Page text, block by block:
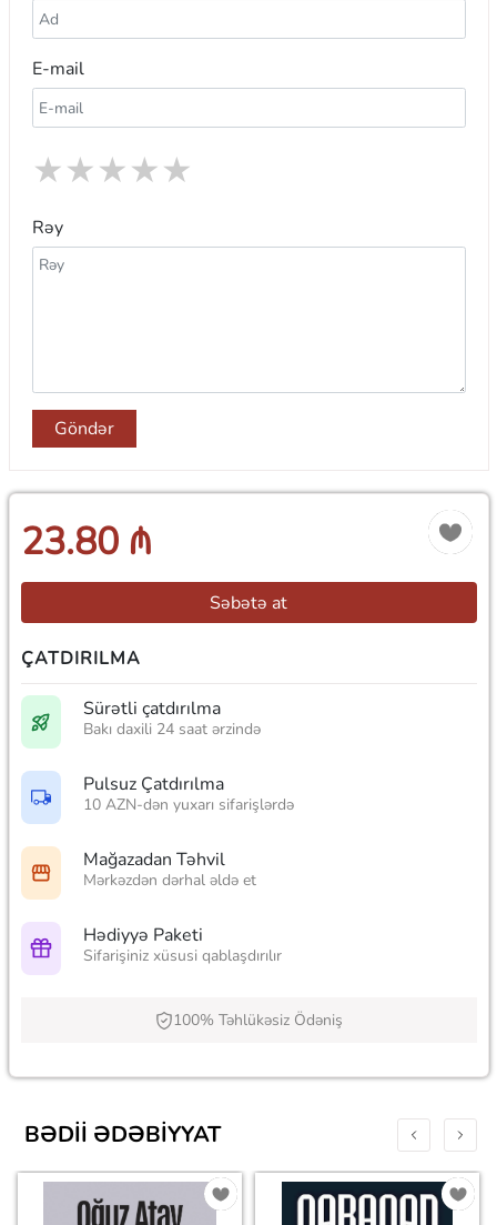
E-mail
★
★
★
★
★
Rəy
Göndər
23.80 ₼
Səbətə at
ÇATDIRILMA
Sürətli çatdırılma
Bakı daxili 24 saat ərzində
Pulsuz Çatdırılma
10 AZN-dən yuxarı sifarişlərdə
Mağazadan Təhvil
Mərkəzdən dərhal əldə et
Hədiyyə Paketi
Sifarişiniz xüsusi qablaşdırılır
100% Təhlükəsiz Ödəniş
BƏDII ƏDƏBIYYAT